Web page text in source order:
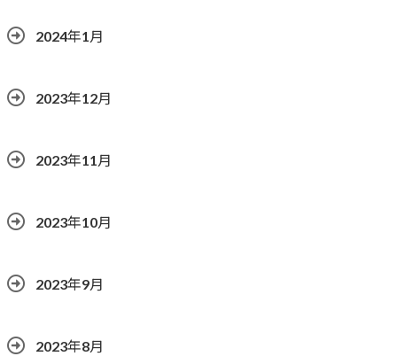
2024年1月
2023年12月
2023年11月
2023年10月
2023年9月
2023年8月